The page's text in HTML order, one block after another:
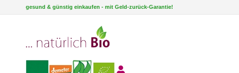
Direkt
gesund & günstig einkaufen - mit Geld-zurück-Garantie!